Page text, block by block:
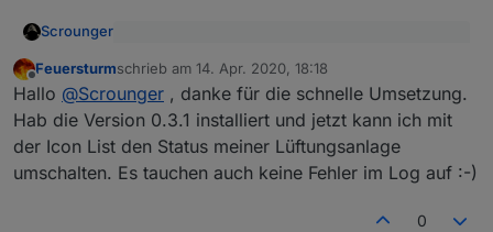
Scrounger
den korrekten type umgewandelt werden. Das
scheint aber wohl nicht so zu sein.
Das muss ich bei allen Widgets nochmal
gegenprüfen
Hab jetzt eingebaut, dass vor dem schreiben des
Wertes geprüft wird um welchen type es sich
handelt.
Da davon quasi jedes Widget betroffen ist und ich
nicht alle testen kann benötige ich Eure
Bitte teste die aktuelle Version von git -> v0.3.1.
Offline
Feuersturmschrieb am 14. Apr. 2020, 18:18
zuletzt editiert von
Hallo @Scrounger , danke für die schnelle Umsetzung.
Hab die Version 0.3.1 installiert und jetzt kann ich mit
der Icon List den Status meiner Lüftungsanlage
umschalten. Es tauchen auch keine Fehler im Log auf :-)
0